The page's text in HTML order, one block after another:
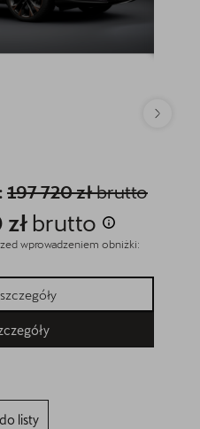
197 720 złbrutto
brutto
wprowadzeniem obniżki:
listy